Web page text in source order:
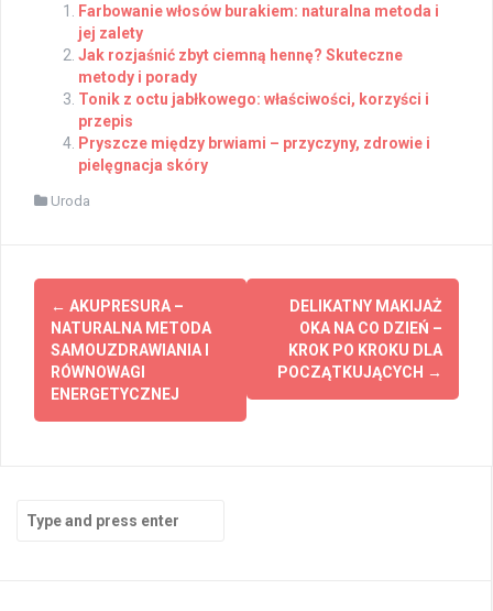
Farbowanie włosów burakiem: naturalna metoda i
jej zalety
Jak rozjaśnić zbyt ciemną hennę? Skuteczne
metody i porady
Tonik z octu jabłkowego: właściwości, korzyści i
przepis
Pryszcze między brwiami – przyczyny, zdrowie i
pielęgnacja skóry
Uroda
Post
navigation
← AKUPRESURA –
NATURALNA METODA
SAMOUZDRAWIANIA I
RÓWNOWAGI
ENERGETYCZNEJ
DELIKATNY MAKIJAŻ
OKA NA CO DZIEŃ –
KROK PO KROKU DLA
POCZĄTKUJĄCYCH →
for: